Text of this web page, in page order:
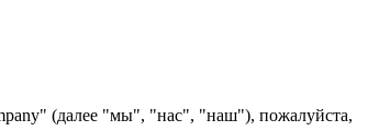
(далее "мы", "нас", "наш"), пожалуйста,